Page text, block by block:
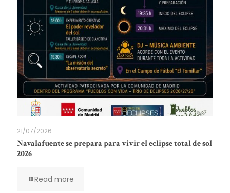
21/07/2026
Navalafuente se prepara para vivir el eclipse total de sol
2026
Read more